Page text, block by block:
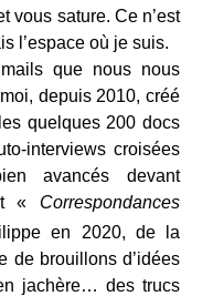
vous sature. Ce n’est
l’espace où je suis.
que nous nous
depuis 2010, créé
quelques 200 docs
interviews croisées
avancés devant
« Correspondances
en 2020, de la
de brouillons d’idées
jachère… des trucs